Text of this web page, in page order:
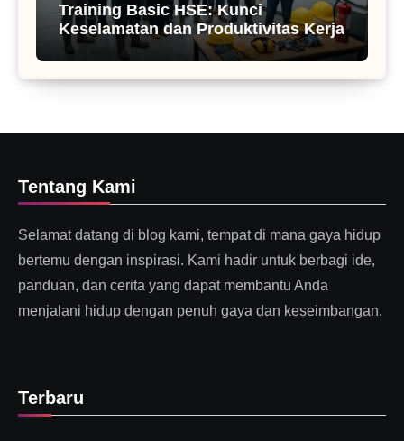
Training Basic HSE: Kunci
Keselamatan dan Produktivitas Kerja
Tentang Kami
Selamat datang di blog kami, tempat di mana gaya hidup
bertemu dengan inspirasi. Kami hadir untuk berbagi ide,
panduan, dan cerita yang dapat membantu Anda
menjalani hidup dengan penuh gaya dan keseimbangan.
Terbaru